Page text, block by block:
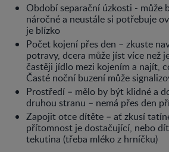
Období separační úzkosti - může
náročné a neustále si potřebuje
je blízko
Počet kojení přes den – zkuste
potravy, dcera může jíst více než
častěji jídlo mezi kojením a najít,
Časté noční buzení může
Prostředí – mělo by být klidné a
druhou stranu – nemá přes den
Zapojit otce dítěte – ať zkusí
přítomnost je dostačující, nebo
tekutina (třeba mléko z hrníčku)